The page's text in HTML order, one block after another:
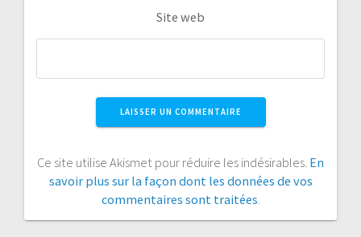
Site web
Ce site utilise Akismet pour réduire les indésirables. En
savoir plus sur la façon dont les données de vos
commentaires sont traitées